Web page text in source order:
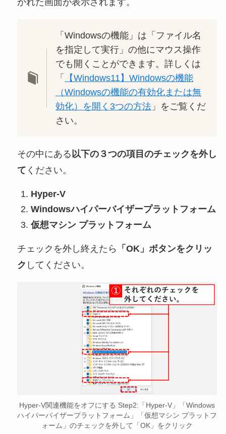
かれた画面が表示されます。
「Windowsの機能」は「ファイル名
を指定して実行」の他にマウス操作
でも開くことができます。詳しくは
「
【Windows11】Windowsの機能
（Windowsの機能の有効化または無
効化）を開く3つの方法 」をご覧くだ
さい。
その中にある以下の３つの項目のチェックを外し
て ください。
Hyper-V
Windowsハイパーバイザープラットフォーム
仮想マシン プラットフォーム
チェックを外し終えたら
「OK」ボタンをクリッ
ク してください。
Hyper-V関連機能をオフにする Step2:「Hyper-V」「Windows
ハイパーバイザープラットフォーム」「仮想マシン プラットフ
ォーム」のチェックを外して「OK」をクリック